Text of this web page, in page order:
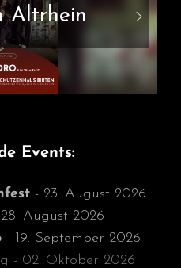
Altrhein
Events:
- 23. August 2026
August 2026
- 19. September 2026
- 02. Oktober 2026